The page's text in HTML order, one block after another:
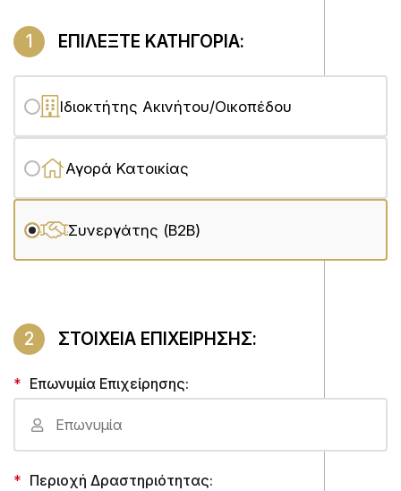
1 ΕΠΙΛΕΞΤΕ ΚΑΤΗΓΟΡΙΑ:
Ιδιοκτήτης Ακινήτου/Οικοπέδου
Αγορά Κατοικίας
Συνεργάτης (B2B)
2 ΣΤΟΙΧΕΙΑ ΕΠΙΧΕΙΡΗΣΗΣ:
Επωνυμία Επιχείρησης:
Περιοχή Δραστηριότητας: